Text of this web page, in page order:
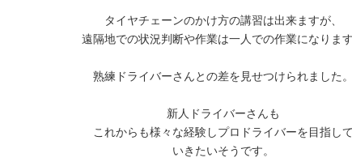
タイヤチェーンのかけ方の講習は出来ますが、
遠隔地での状況判断や作業は一人での作業になります
熟練ドライバーさんとの差を見せつけられました。
新人ドライバーさんも
これからも様々な経験しプロドライバーを目指して
いきたいそうです。